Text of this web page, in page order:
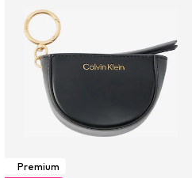
Premium